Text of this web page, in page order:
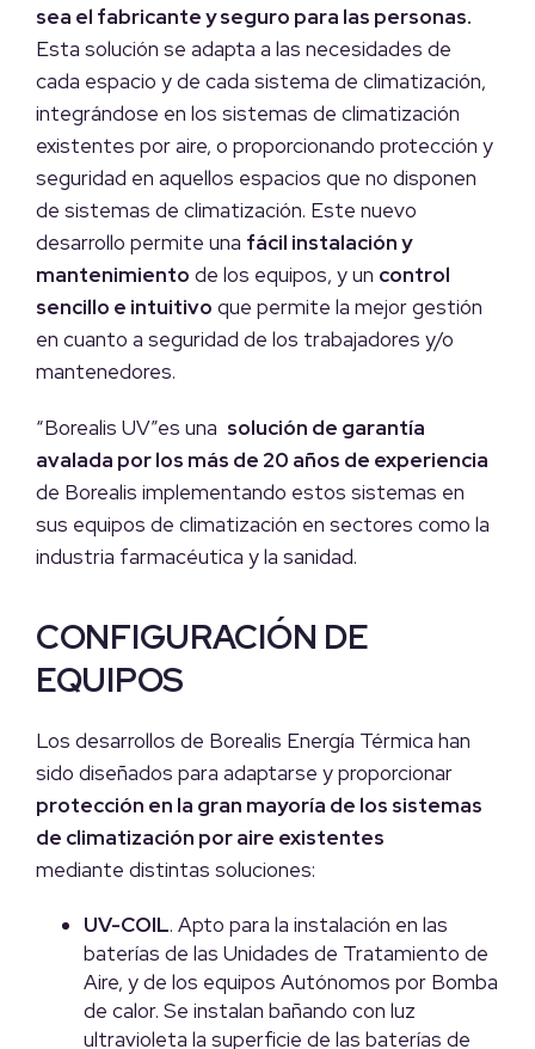
sea el fabricante y seguro para las personas.
Esta solución se adapta a las necesidades de
cada espacio y de cada sistema de climatización,
integrándose en los sistemas de climatización
existentes por aire, o proporcionando protección y
seguridad en aquellos espacios que no disponen
de sistemas de climatización. Este nuevo
desarrollo permite una fácil instalación y
mantenimiento de los equipos, y un control
sencillo e intuitivo que permite la mejor gestión
en cuanto a seguridad de los trabajadores y/o
mantenedores.
“Borealis UV”es una solución de garantía
avalada por los más de 20 años de experiencia
de Borealis implementando estos sistemas en
sus equipos de climatización en sectores como la
industria farmacéutica y la sanidad.
CONFIGURACIÓN DE
EQUIPOS
Los desarrollos de Borealis Energía Térmica han
sido diseñados para adaptarse y proporcionar
protección en la gran mayoría de los sistemas
de climatización por aire existentes
mediante distintas soluciones:
UV-COIL. Apto para la instalación en las
baterías de las Unidades de Tratamiento de
Aire, y de los equipos Autónomos por Bomba
de calor. Se instalan bañando con luz
ultravioleta la superficie de las baterías de